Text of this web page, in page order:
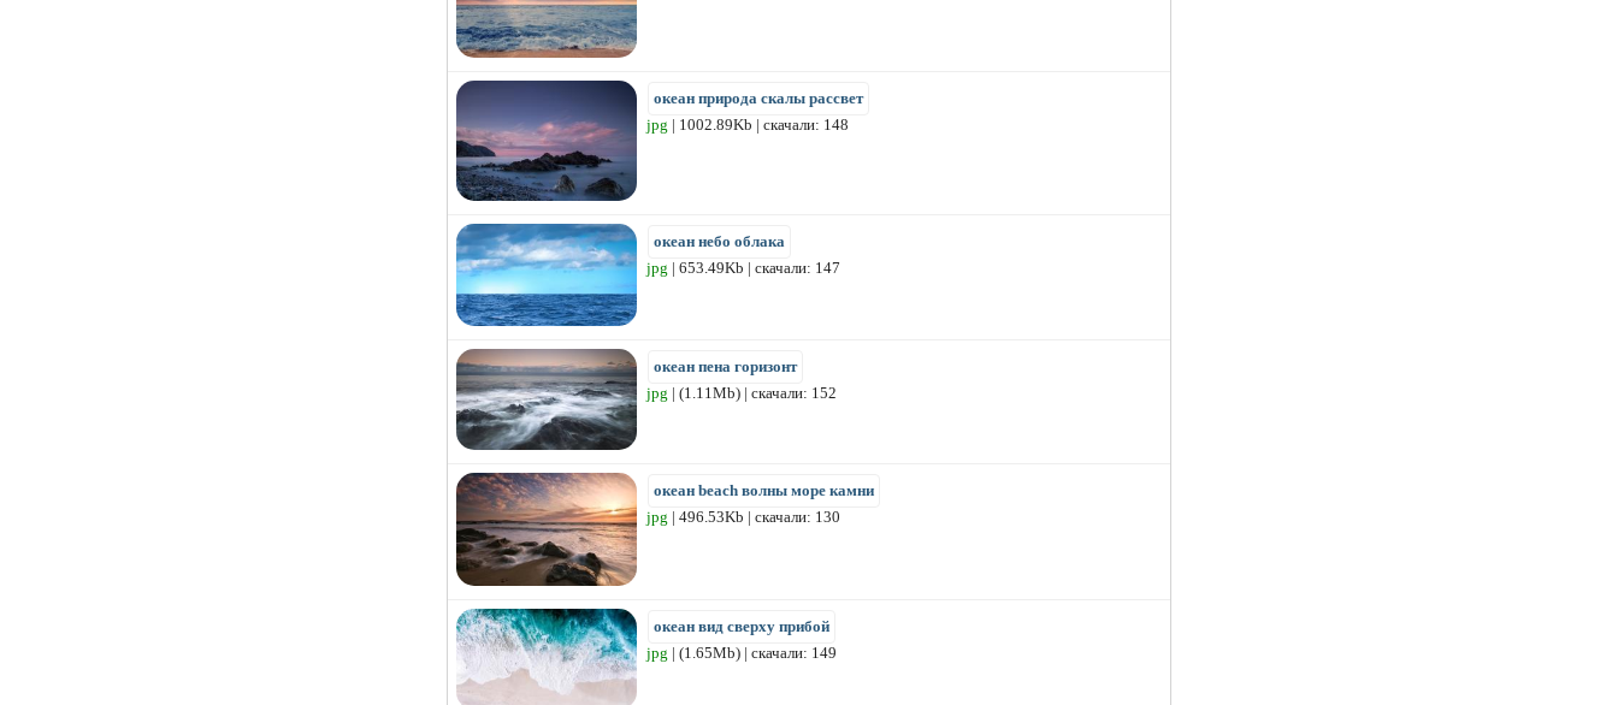
океан природа скалы рассвет
jpg | 1002.89Kb | скачали: 148
океан небо облака
jpg | 653.49Kb | скачали: 147
океан пена горизонт
jpg | (1.11Mb) | скачали: 152
океан beach волны море камни
jpg | 496.53Kb | скачали: 130
океан вид сверху прибой
jpg | (1.65Mb) | скачали: 149